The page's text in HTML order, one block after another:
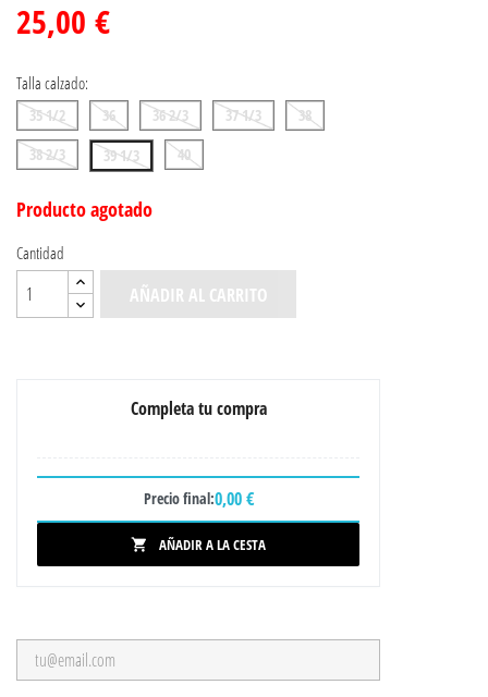
25,00 €
Talla calzado:
35 1/2 36 36 2/3 37 1/3
38
38 2/3
39 1/3 40
Producto agotado
Cantidad
AÑADIR AL CARRITO
Completa tu compra
Precio final:0,00 €
 AÑADIR A LA CESTA